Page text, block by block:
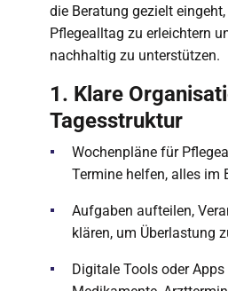
die Beratung gezielt
Pflegealltag zu erleichtern
nachhaltig zu unterstützen.
1. Klare
Tagesstruktur
Wochenpläne für
Termine helfen, alles im
Aufgaben aufteilen,
klären, um Überlastung
Digitale Tools oder